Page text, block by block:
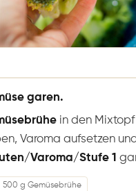
garen.
in den Mixtopf
Varoma aufsetzen und
Varoma/Stufe 1
500 g Gemüsebrühe